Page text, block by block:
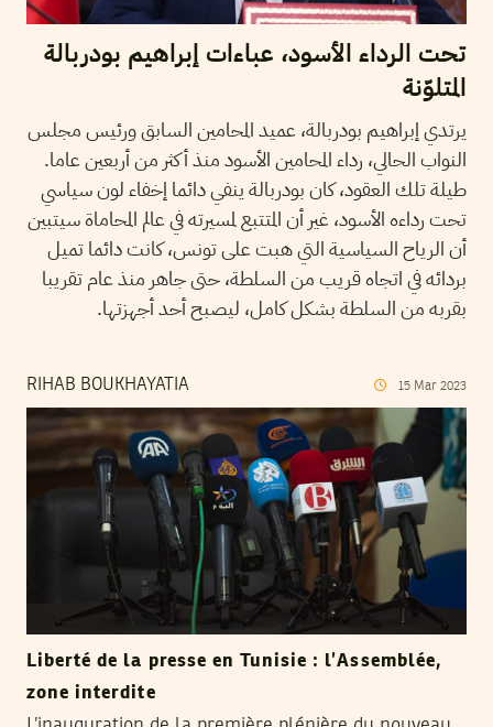
تحت الرداء الأسود، عباءات إبراهيم بودربالة
المتلوّنة
يرتدي إبراهيم بودربالة، عميد المحامين السابق ورئيس مجلس
النواب الحالي، رداء المحامين الأسود منذ أكثر من أربعين عاما.
طيلة تلك العقود، كان بودربالة ينفي دائما إخفاء لون سياسي
تحت رداءه الأسود، غير أن المتتبع لمسيرته في عالم المحاماة سيتبين
أن الرياح السياسية التي هبت على تونس، كانت دائما تميل
بردائه في اتجاه قريب من السلطة، حتى جاهر منذ عام تقريبا
بقربه من السلطة بشكل كامل، ليصبح أحد أجهزتها.
RIHAB BOUKHAYATIA 15 Mar 2023
Liberté de la presse en Tunisie : l’Assemblée,
zone interdite